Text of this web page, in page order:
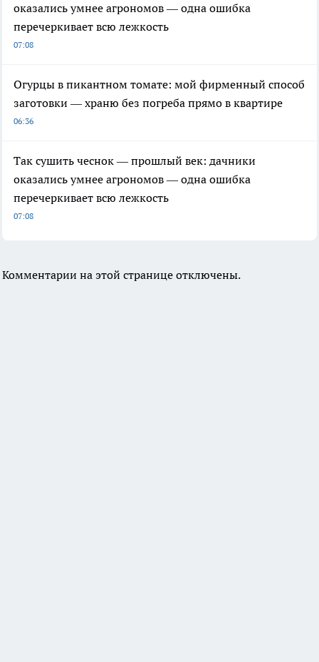
оказались умнее агрономов — одна ошибка
перечеркивает всю лежкость
07:08
Огурцы в пикантном томате: мой фирменный способ
заготовки — храню без погреба прямо в квартире
06:36
Так сушить чеснок — прошлый век: дачники
оказались умнее агрономов — одна ошибка
перечеркивает всю лежкость
07:08
Комментарии на этой странице отключены.